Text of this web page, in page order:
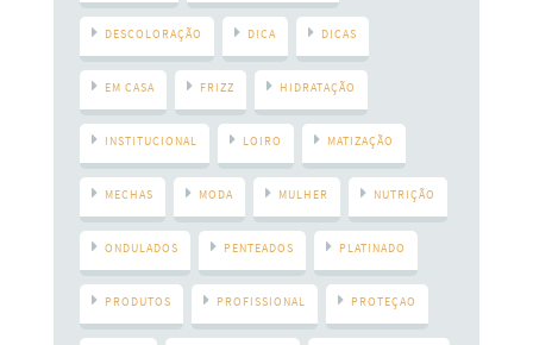
DESCOLORAÇÃO DICA DICAS
EM CASA FRIZZ HIDRATAÇÃO
INSTITUCIONAL LOIRO MATIZAÇÃO
MECHAS MODA MULHER NUTRIÇÃO
ONDULADOS PENTEADOS PLATINADO
PRODUTOS PROFISSIONAL PROTEÇAO